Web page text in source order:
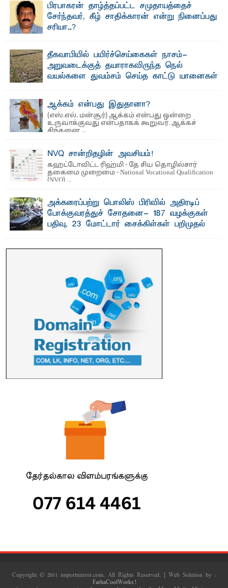
பாண்டிருப்பு ...பிரபாகரன் தாழ்த்தப்பட்ட சமுதாயத்தைச்
சேர்ந்தவர், கீழ் சாதிக்காரன் என்று நினைப்பது
சரியா..?
தீகவாபியில் பயிர்ச்செய்கைகள் நாசம்-
அறுவடைக்குத் தயாராகவிருந்த நெல்
வயல்களை துவம்சம் செய்த காட்டு யானைகள்
காணப்பட்ட பல ...ஆக்கம் என்பது இதுதானா?
(எஸ்.எல். மன்சூர்) ஆக்கம் என்பது ஒன்றை
உருவாக்குவது என்பதாகக் கூறுவர். ஆக்கச்
சிந்தனை ...
NVQ சான்றிதழின் அவசியம்!
கஹட்டோவிட்ட ரிஹ்மி - தே சிய தொழில்சார்
தகைமை முறைமை - National Vocational Qualification
(NVQ) ...
அக்கரைப்பற்று பொலிஸ் பிரிவில் அதிரடிப்
போக்குவரத்துச் சோதனை- 187 வழக்குகள்
பதிவு, 23 மோட்டார் சைக்கிள்கள் பறிமுதல்
Copyright © 2011 importmirror.com. All Rights Reserved. | Web Solution by :
FarhaCoolWorks!